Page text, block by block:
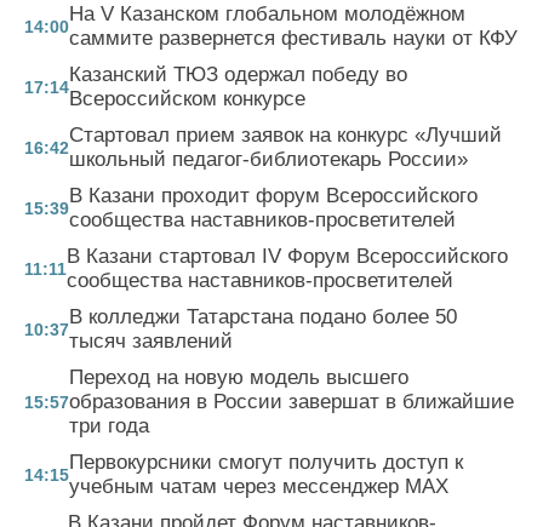
14:00
На V Казанском глобальном молодёжном
саммите развернется фестиваль науки от КФУ
17:14
Казанский ТЮЗ одержал победу во
Всероссийском конкурсе
16:42
Стартовал прием заявок на конкурс «Лучший
школьный педагог-библиотекарь России»
15:39
В Казани проходит форум Всероссийского
сообщества наставников-просветителей
11:11
В Казани стартовал IV Форум Всероссийского
сообщества наставников-просветителей
10:37
В колледжи Татарстана подано более 50
тысяч заявлений
15:57
Переход на новую модель высшего
образования в России завершат в ближайшие
три года
14:15
Первокурсники смогут получить доступ к
учебным чатам через мессенджер MAX
В Казани пройдет Форум наставников-